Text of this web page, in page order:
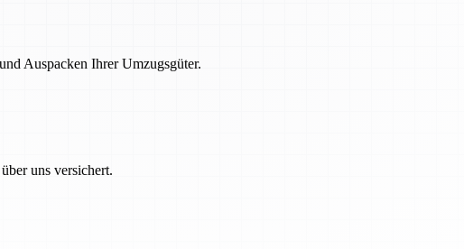
Auspacken Ihrer Umzugsgüter.
uns versichert.